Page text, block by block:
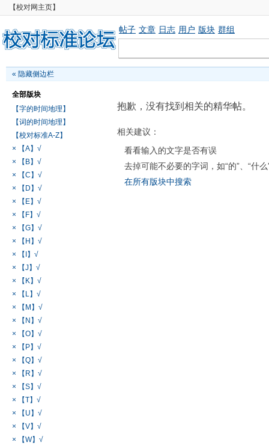
【校对网主页】
帖子 文章 日志 用户 版块 群组
« 隐藏侧边栏
全部版块
【字的时间地理】
【词的时间地理】
【校对标准A-Z】
× 【A】√
× 【B】√
× 【C】√
× 【D】√
× 【E】√
× 【F】√
× 【G】√
× 【H】√
× 【I】√
× 【J】√
× 【K】√
× 【L】√
× 【M】√
× 【N】√
× 【O】√
× 【P】√
× 【Q】√
× 【R】√
× 【S】√
× 【T】√
× 【U】√
× 【V】√
× 【W】√
抱歉，没有找到相关的精华帖。
相关建议：
看看输入的文字是否有误
去掉可能不必要的字词，如“的”、“什么
在所有版块中搜索